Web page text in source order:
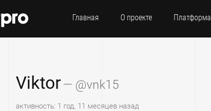
Главная О проекте Платформа
Viktor— @vnk15
активность: 1 год, 11 месяцев назад